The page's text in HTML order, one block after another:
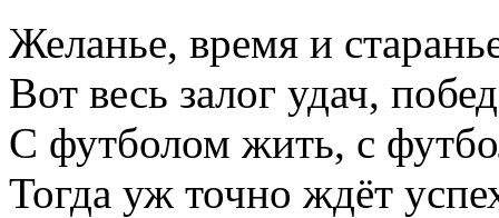
Желанье, время и
Вот весь залог удач,
С футболом жить, с
Тогда уж точно ждёт